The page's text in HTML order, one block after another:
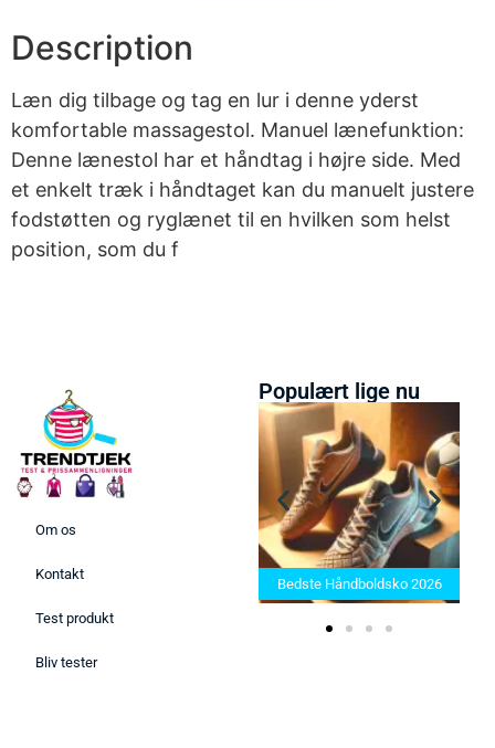
Description
Læn dig tilbage og tag en lur i denne yderst
komfortable massagestol. Manuel lænefunktion:
Denne lænestol har et håndtag i højre side. Med
et enkelt træk i håndtaget kan du manuelt justere
fodstøtten og ryglænet til en hvilken som helst
position, som du f
Om os
Kontakt
Test produkt
Bliv tester
Populært lige nu
Bedste Saunatæppe 2025 –
Find de bedste produkter her!
Bedste Håndboldsko 2026